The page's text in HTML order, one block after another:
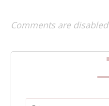
Comments are disabled